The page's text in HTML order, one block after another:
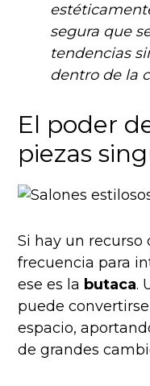
segura que
tendencias
dentro de la
El poder
piezas
Si hay un
frecuencia para
ese es la butaca.
puede
espacio,
de grandes